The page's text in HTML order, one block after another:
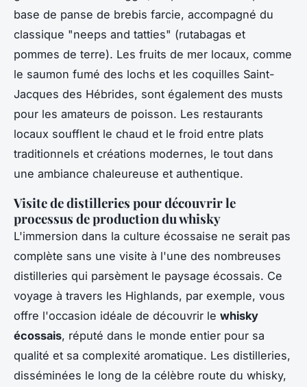
base de panse de brebis farcie, accompagné du
classique "neeps and tatties" (rutabagas et
pommes de terre). Les fruits de mer locaux, comme
le saumon fumé des lochs et les coquilles Saint-
Jacques des Hébrides, sont également des musts
pour les amateurs de poisson. Les restaurants
locaux soufflent le chaud et le froid entre plats
traditionnels et créations modernes, le tout dans
une ambiance chaleureuse et authentique.
Visite de distilleries pour découvrir le
processus de production du whisky
L'immersion dans la culture écossaise ne serait pas
complète sans une visite à l'une des nombreuses
distilleries qui parsèment le paysage écossais. Ce
voyage à travers les Highlands, par exemple, vous
offre l'occasion idéale de découvrir le whisky
écossais, réputé dans le monde entier pour sa
qualité et sa complexité aromatique. Les distilleries,
disséminées le long de la célèbre route du whisky,